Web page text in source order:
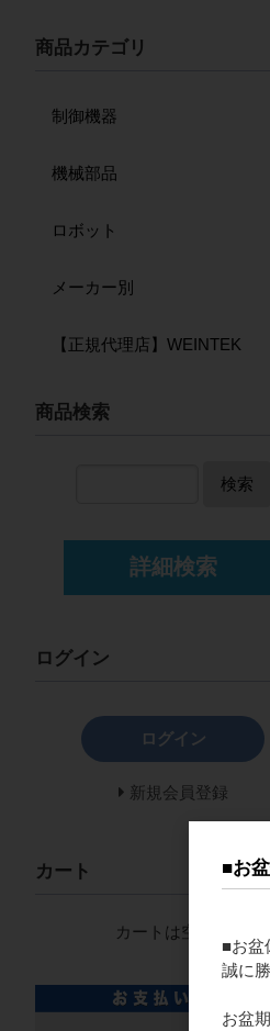
商品カテゴリ
制御機器
機械部品
ロボット
メーカー別
【正規代理店】WEINTEK
商品検索
検索
詳細検索
ログイン
ログイン
新規会員登録
カート
カートは空です
■お
■お盆
誠に
お盆